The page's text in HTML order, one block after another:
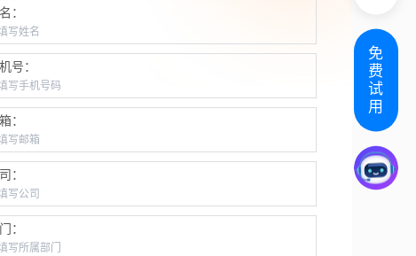
：
号：
：
：
：
免
费
试
用